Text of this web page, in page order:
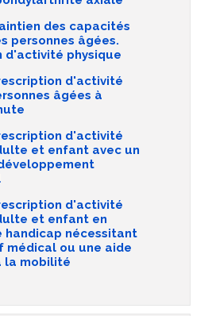
des capacités
personnes âgées.
d'activité physique
d'activité
âgées à
d'activité
et enfant avec un
d'activité
et enfant en
handicap nécessitant
médical ou une aide
la mobilité